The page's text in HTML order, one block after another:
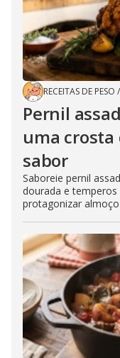
RECEITAS DE PESO /
Pernil
uma
sabor
Saboreie pernil
dourada e
protagonizar almoço